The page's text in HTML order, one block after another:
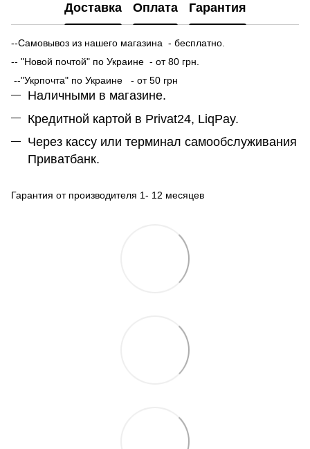
Доставка Оплата Гарантия
--Самовывоз из нашего магазина - бесплатно.
-- "Новой почтой" по Украине - от 80 грн.
--"Укрпочта" по Украине - от 50 грн
Наличными в магазине.
Кредитной картой в Privat24, LiqPay.
Через кассу или терминал самообслуживания
Приватбанк.
Гарантия от производителя 1- 12 месяцев